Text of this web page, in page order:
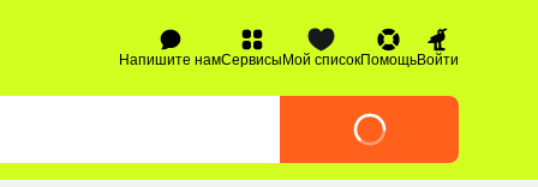
Напишите намСервисыМой списокПомощьВойти